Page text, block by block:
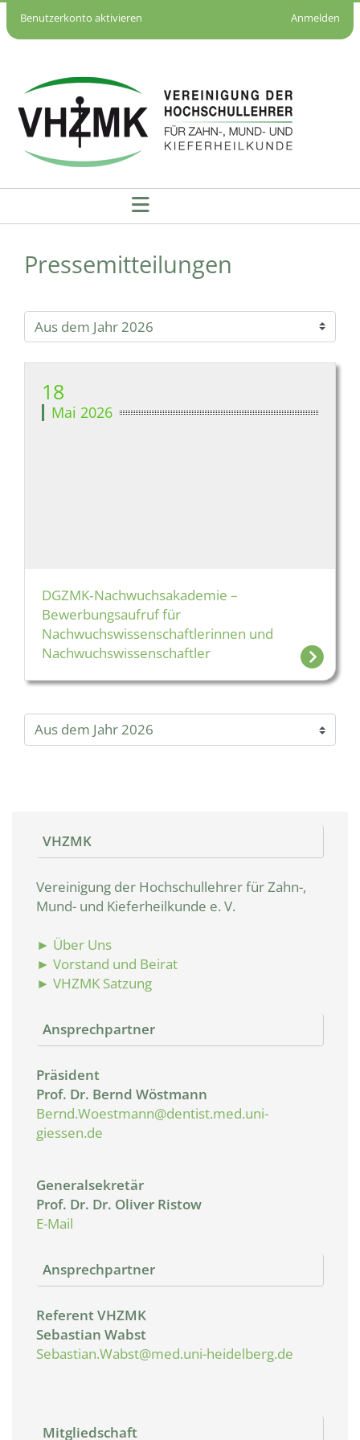
Benutzerkonto aktivieren Anmelden
Pressemitteilungen
18
Mai 2026
DGZMK‑Nachwuchsakademie –
Bewerbungsaufruf für
Nachwuchswissenschaftlerinnen und
Nachwuchswissenschaftler
VHZMK
Vereinigung der Hochschullehrer für Zahn-,
Mund- und Kieferheilkunde e. V.
► Über Uns
► Vorstand und Beirat
► VHZMK Satzung
Ansprechpartner
Präsident
Prof. Dr. Bernd Wöstmann
Bernd.Woestmann@dentist.med.uni-
giessen.de
Generalsekretär
Prof. Dr. Dr. Oliver Ristow
E-Mail
Ansprechpartner
Referent VHZMK
Sebastian Wabst
Sebastian.Wabst@med.uni-heidelberg.de
Mitgliedschaft